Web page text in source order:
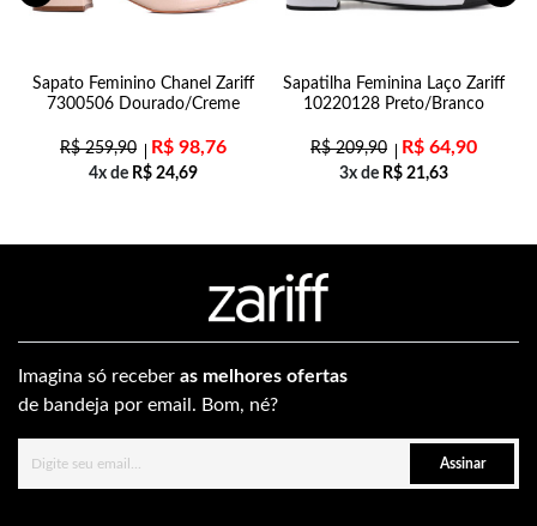
Sapato Feminino Chanel Zariff
7300506 Dourado/Creme
R$259,90 R$ 98,76
4x de R$ 24,69
Sapatilha Feminina Laço Zariff
10220128 Preto/Branco
R$209,90 R$ 64,90
3x de R$ 21,63
Imagina só receber as melhores ofertas
de bandeja por email. Bom, né?
Assinar